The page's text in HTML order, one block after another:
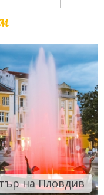
на Пловдив